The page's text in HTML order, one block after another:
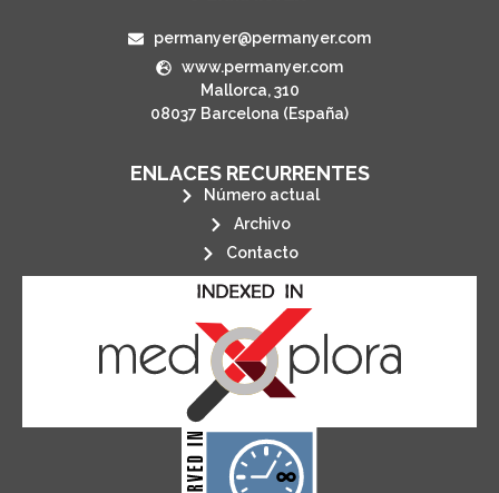
permanyer@permanyer.com
www.permanyer.com
Mallorca, 310
08037 Barcelona (España)
ENLACES RECURRENTES
Número actual
Archivo
Contacto
of web-based scholary
publications, governed by and for
its stakeholders.